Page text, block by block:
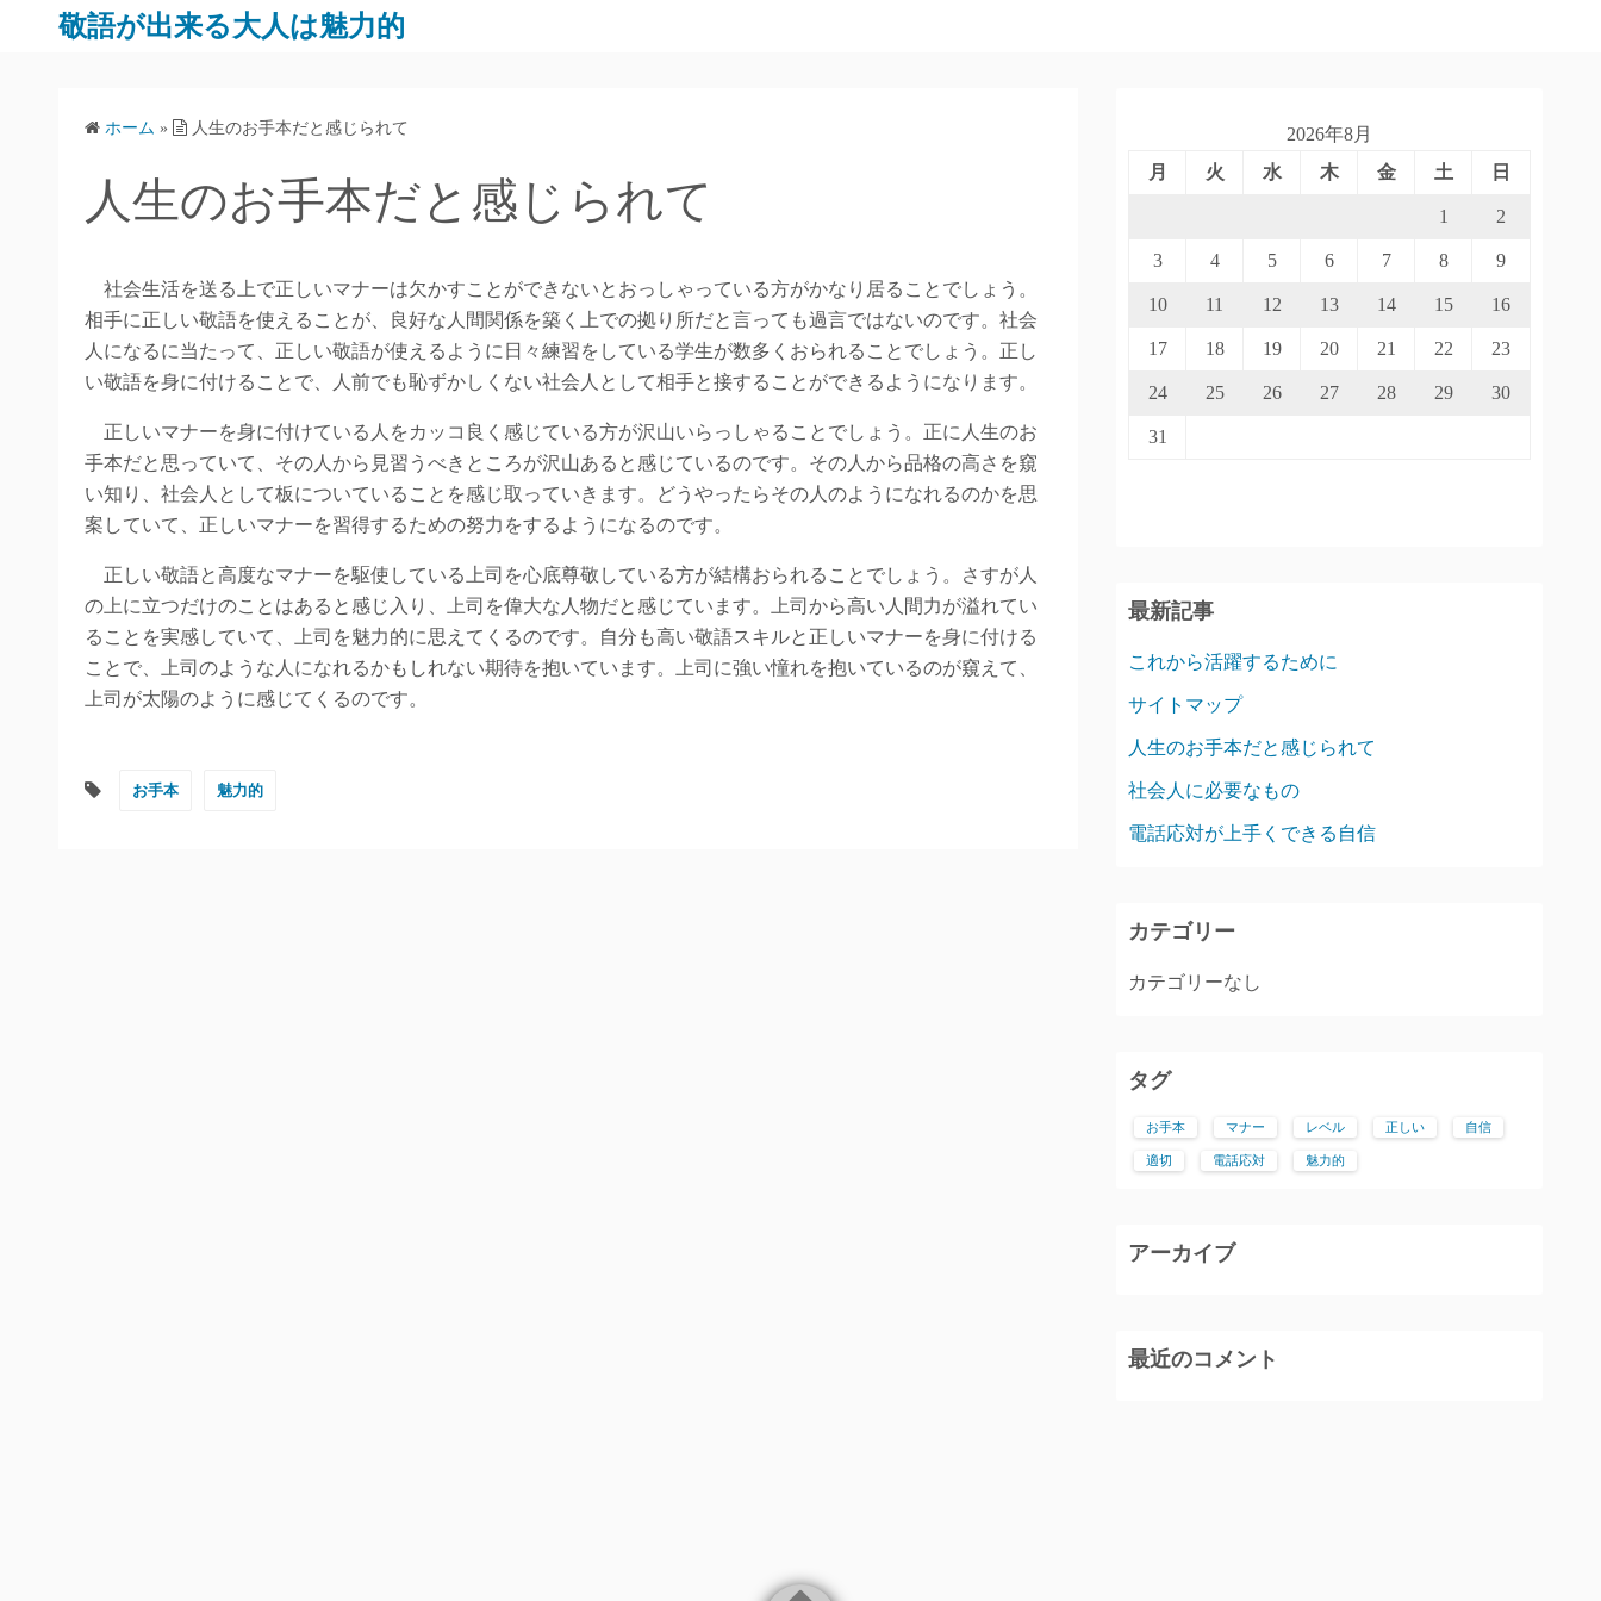
敬語が出来る大人は魅力的
ホーム » 人生のお手本だと感じられて
人生のお手本だと感じられて
社会生活を送る上で正しいマナーは欠かすことができないとおっしゃっている方がかなり居ることでしょう。
相手に正しい敬語を使えることが、良好な人間関係を築く上での拠り所だと言っても過言ではないのです。社会
人になるに当たって、正しい敬語が使えるように日々練習をしている学生が数多くおられることでしょう。正し
い敬語を身に付けることで、人前でも恥ずかしくない社会人として相手と接することができるようになります。
正しいマナーを身に付けている人をカッコ良く感じている方が沢山いらっしゃることでしょう。正に人生のお
手本だと思っていて、その人から見習うべきところが沢山あると感じているのです。その人から品格の高さを窺
い知り、社会人として板についていることを感じ取っていきます。どうやったらその人のようになれるのかを思
案していて、正しいマナーを習得するための努力をするようになるのです。
正しい敬語と高度なマナーを駆使している上司を心底尊敬している方が結構おられることでしょう。さすが人
の上に立つだけのことはあると感じ入り、上司を偉大な人物だと感じています。上司から高い人間力が溢れてい
ることを実感していて、上司を魅力的に思えてくるのです。自分も高い敬語スキルと正しいマナーを身に付ける
ことで、上司のような人になれるかもしれない期待を抱いています。上司に強い憧れを抱いているのが窺えて、
上司が太陽のように感じてくるのです。
お手本 魅力的
2026年8月
月
火 水 木 金 土 日
1 2
3 4 5 6 7 8 9
10 11 12 13 14 15 16
17 18 19 20 21 22 23
24 25 26 27 28 29 30
31
最新記事
これから活躍するために
サイトマップ
人生のお手本だと感じられて
社会人に必要なもの
電話応対が上手くできる自信
カテゴリー
カテゴリーなし
タグ
お手本 マナー レベル 正しい 自信
適切 電話応対 魅力的
アーカイブ
最近のコメント